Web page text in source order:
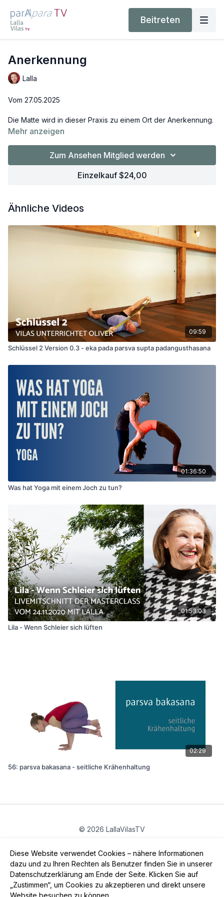
Diese Website verwendet Cookies – nähere Informationen
dazu und zu Ihren Rechten als Benutzer finden Sie in unserer
Datenschutzerklärung am Ende der Seite. Klicken Sie auf
„Zustimmen“, um Cookies zu akzeptieren und direkt unsere
Website besuchen zu können.
Beitreten
Anerkennung
Lalla
Vom 27.05.2025
Die Matte wird in dieser Praxis zu einem Ort der Anerkennung.
Hier öffnet sich ein Raum, um sich selbst immer besser zu
Anerkennung von außen bekommen.
Mehr anzeigen
Zum Ansehen Mitglied werden
Einzelkauf $24,00
Ähnliche Videos
09:59
Schlüssel 2 Version 0.3 - eka pada parsva supta padangusthasana
01:36:50
Was hat Yoga mit einem Joch zu tun?
01:53:03
Lila - Wenn Schleier sich lüften
02:29
56: parsva bakasana - seitliche Krähenhaltung
© 2026 LallaVilasTV
App holen ->